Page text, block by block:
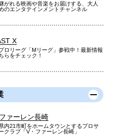
がれる映画や音楽をお届けする、大人
のエンタテインメントチャンネル
X
ロリーグ「Mリーグ」参戦中！最新情報
らをチェック！
ァーレン長崎
内21市町をホームタウンとするプロサ
クラブ「V・ファーレン長崎」